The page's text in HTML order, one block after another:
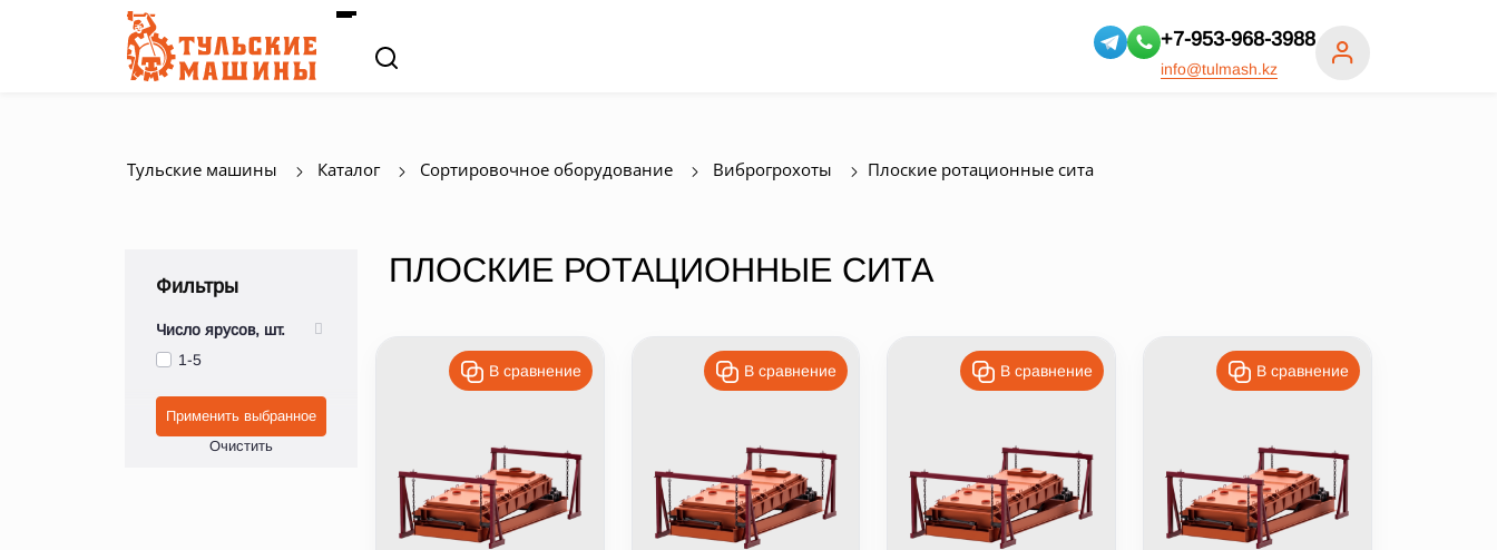
+7-953-968-3988
info@tulmash.kz
Тульские машины Каталог Сортировочное оборудование Виброгрохоты Плоские ротационные сита
Число ярусов, шт.
1-5
ПЛОСКИЕ РОТАЦИОННЫЕ СИТА
В сравнение В сравнение В сравнение В сравнение